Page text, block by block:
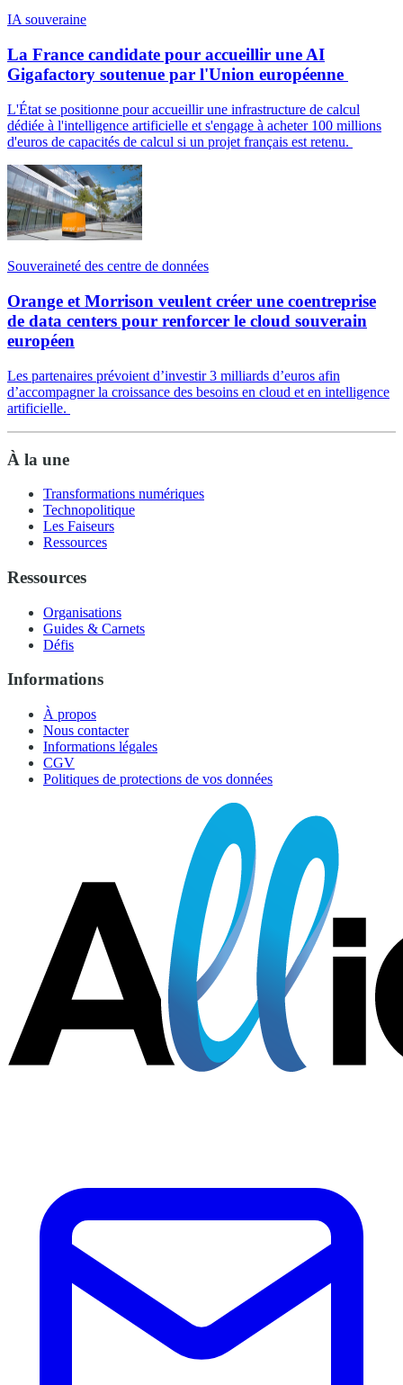
IA souveraine
La France candidate pour accueillir une AI
Gigafactory soutenue par l'Union européenne
L'État se positionne pour accueillir une infrastructure de calcul
dédiée à l'intelligence artificielle et s'engage à acheter 100 millions
d'euros de capacités de calcul si un projet français est retenu.
Souveraineté des centre de données
Orange et Morrison veulent créer une coentreprise
de data centers pour renforcer le cloud souverain
européen
Les partenaires prévoient d’investir 3 milliards d’euros afin
d’accompagner la croissance des besoins en cloud et en intelligence
artificielle.
À la une
Transformations numériques
Technopolitique
Les Faiseurs
Ressources
Ressources
Organisations
Guides & Carnets
Défis
Informations
À propos
Nous contacter
Informations légales
CGV
Politiques de protections de vos données